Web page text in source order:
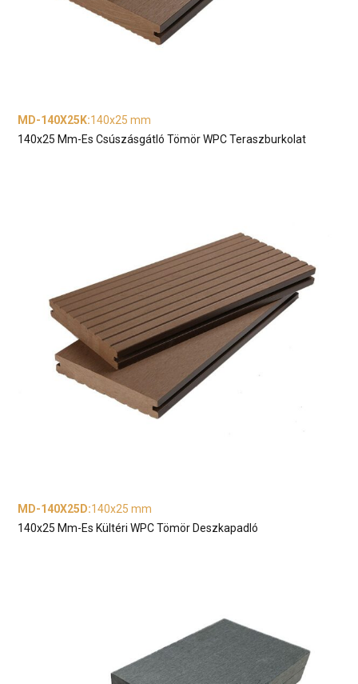
MD-140X25K:140x25 mm
140x25 Mm-Es Csúszásgátló Tömör WPC Teraszburkolat
MD-140X25D:140x25 mm
140x25 Mm-Es Kültéri WPC Tömör Deszkapadló